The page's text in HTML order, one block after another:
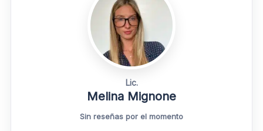
Lic.
Melina Mignone
Sin reseñas por el momento